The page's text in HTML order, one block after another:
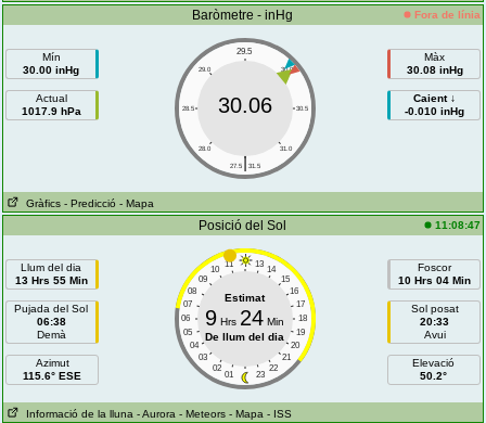
Baròmetre - inHg Fora de línia
Mín
30.00 inHg
Actual
1017.9 hPa
29.5
29.0 30.0
28.5 30.5
28.0 31.0
|
27.5 31.5
30.06
Màx
30.08 inHg
Caient ↓
-0.010 inHg
Gràfics - Predicció - Mapa
Posició del Sol 11:08:47
Llum del dia
13 Hrs 55 Min
Pujada del Sol
06:38
Demà
Azimut
115.6° ESE
11 13
10
14
09
15
08
16
07
17
06
18
05
19
04
20
03
21
02
22
01 23
Estimat
9 Hrs 24 Min
De llum del dia
Foscor
10 Hrs 04 Min
Sol posat
20:33
Avui
Elevació
50.2°
Informació de la lluna - Aurora - Meteors - Mapa - ISS